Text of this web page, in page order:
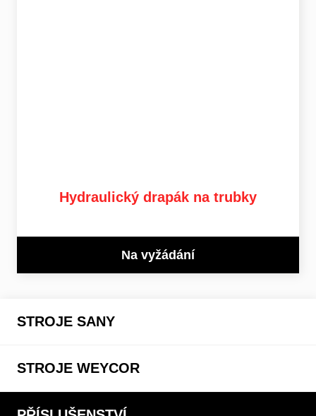
Hydraulický drapák na trubky
Na vyžádání
STROJE SANY
STROJE WEYCOR